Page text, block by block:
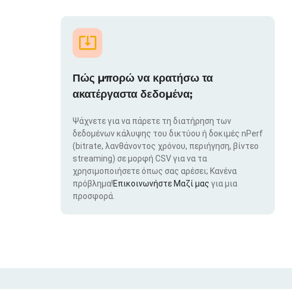
Πώς μπορώ να κρατήσω τα
ακατέργαστα δεδομένα;
Ψάχνετε για να πάρετε τη διατήρηση των
δεδομένων κάλυψης του δικτύου ή δοκιμές nPerf
(bitrate, λανθάνοντος χρόνου, περιήγηση, βίντεο
streaming) σε μορφή CSV για να τα
χρησιμοποιήσετε όπως σας αρέσει; Κανένα
πρόβλημα!Επικοινωνήστε Μαζί μας για μια
προσφορά.